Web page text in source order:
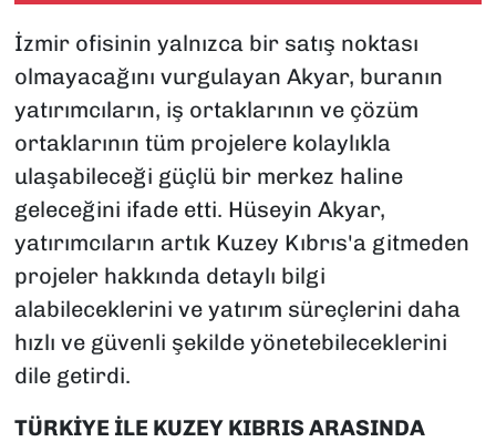
İzmir ofisinin yalnızca bir satış noktası
olmayacağını vurgulayan Akyar, buranın
yatırımcıların, iş ortaklarının ve çözüm
ortaklarının tüm projelere kolaylıkla
ulaşabileceği güçlü bir merkez haline
geleceğini ifade etti. Hüseyin Akyar,
yatırımcıların artık Kuzey Kıbrıs'a gitmeden
projeler hakkında detaylı bilgi
alabileceklerini ve yatırım süreçlerini daha
hızlı ve güvenli şekilde yönetebileceklerini
dile getirdi.
TÜRKİYE İLE KUZEY KIBRIS ARASINDA